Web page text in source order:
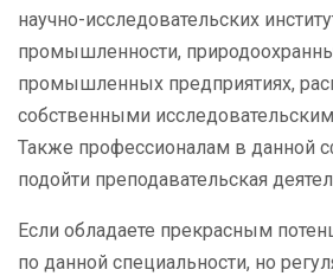
научно-исследовательских
промышленности,
промышленных предприятиях,
собственными
Также профессионалам в данной
подойти преподавательская
Если обладаете прекрасным
по данной специальности, но